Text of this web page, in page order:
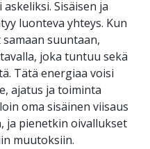
Sisäisen ja
luonteva yhteys. Kun
suuntaan,
joka tuntuu sekä
Tätä energiaa voisi
ajatus ja toiminta
oma sisäinen viisaus
ja pienetkin oivallukset
muutoksiin.